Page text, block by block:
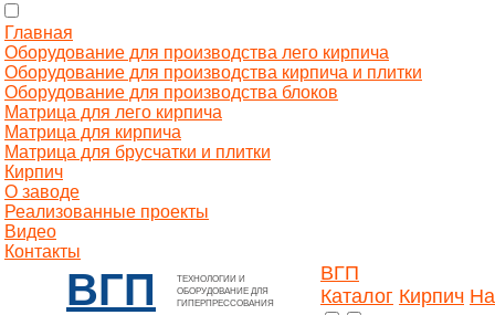
Главная
Оборудование для производства лего кирпича
Оборудование для производства кирпича и плитки
Оборудование для производства блоков
Матрица для лего кирпича
Матрица для кирпича
Матрица для брусчатки и плитки
Кирпич
О заводе
Реализованные проекты
Видео
Контакты
ВГП
ТЕХНОЛОГИИ И
ОБОРУДОВАНИЕ ДЛЯ
ГИПЕРПРЕССОВАНИЯ
ВГП
Каталог Кирпич